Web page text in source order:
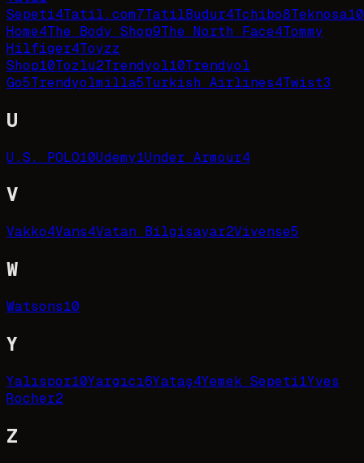
Sepeti4Tatil.com7TatilBudur4Tchibo8Teknosa10
Home4The Body Shop9The North Face4Tommy
Hilfiger4Toyzz
Shop10Tozlu2Trendyol10Trendyol
Go5Trendyolmilla5Turkish Airlines4Twist3
U
U.S. POLO10Udemy1Under Armour4
V
Vakko4Vans4Vatan Bilgisayar2Vivense5
W
Watsons10
Y
Yalıspor10Yargıcı6Yataş4Yemek Sepeti1Yves
Rocher2
Z